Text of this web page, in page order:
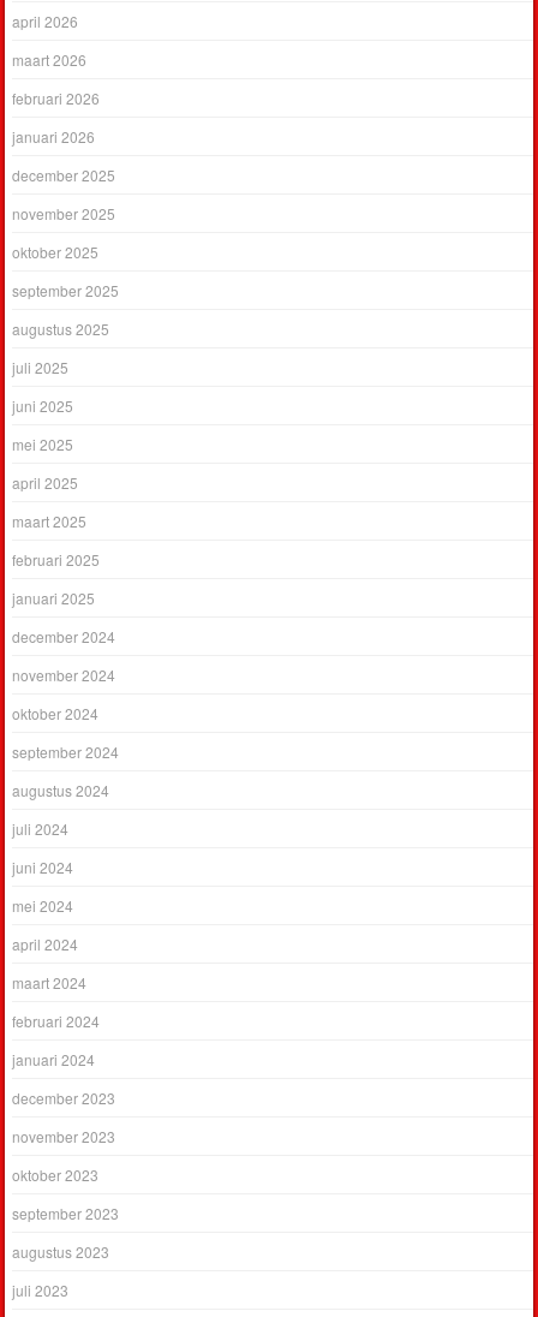
april 2026
maart 2026
februari 2026
januari 2026
december 2025
november 2025
oktober 2025
september 2025
augustus 2025
juli 2025
juni 2025
mei 2025
april 2025
maart 2025
februari 2025
januari 2025
december 2024
november 2024
oktober 2024
september 2024
augustus 2024
juli 2024
juni 2024
mei 2024
april 2024
maart 2024
februari 2024
januari 2024
december 2023
november 2023
oktober 2023
september 2023
augustus 2023
juli 2023